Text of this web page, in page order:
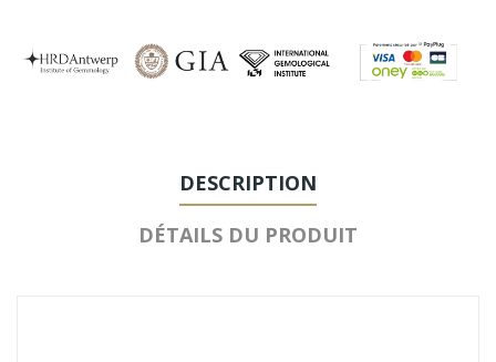
DESCRIPTION
DÉTAILS DU PRODUIT